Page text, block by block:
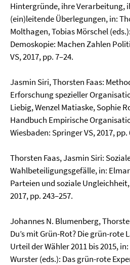
Hintergründe, ihre Verarbeitung,
(ein)leitende Überlegungen, in:
Molthagen, Tobias Mörschel
Demoskopie: Machen Zahlen
VS, 2017, pp. 7–24.
Jasmin Siri, Thorsten Faas:
Erforschung spezieller
Liebig, Wenzel Matiaske, Sophie
Handbuch Empirische
Wiesbaden: Springer VS, 2017, pp.
Thorsten Faas, Jasmin Siri:
Wahlbeteiligungsgefälle, in:
Parteien und soziale
2017, pp. 243–257.
Johannes N. Blumenberg,
Du’s mit Grün-Rot? Die grün-rote
Urteil der Wähler 2011 bis 2015,
Wurster (eds.): Das grün-rote